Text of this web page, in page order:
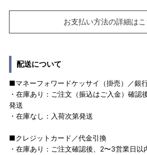
お支払い方法の詳細はこ
配送について
■マネーフォワードケッサイ（掛売）／銀
・在庫あり：ご注文（振込はご入金）確認
発送
・在庫なし：入荷次第発送
■クレジットカード／代金引換
・在庫あり：ご注文確認後、2〜3営業日以